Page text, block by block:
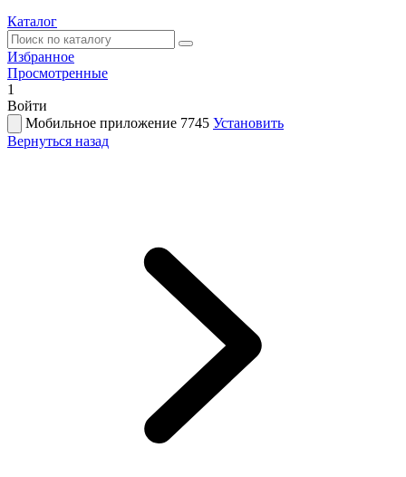
Каталог
Избранное
Просмотренные
1
Войти
Мобильное приложение 7745 Установить
Вернуться назад